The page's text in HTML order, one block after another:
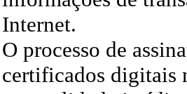
Internet.
O processo de
certificados digitais